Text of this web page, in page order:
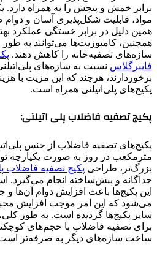
برابر خمش و پیچش را به همراه دارد.
مواد، قابلیت شکل‌پذیری آسان و
همین دلیل در برابر خستگی عملکرد
همچنین، کامپوزیت‌ها می‌توانند به
سازه‌های تصفیه‌خانه را کاهش دهند.
فایبرگلاس نسبت به سازه‌های
برخوردارند، هرچند که این مزیت با
پکیج‌های پلی‌اتیلنی همراه است.
پکیج تصفیه فاضلاب پلی اتیلنی:
مترمکعب در روز به صورت یکپارچه
بزرگ‌تر، طراحی پکیج تصفیه فاضلاب
جداگانه و پیش‌ساخته انجام می‌گیرد.
این پکیج‌ها باعث افزایش دوام آن‌ها و
می‌شود که این امر موجب افزایش
سایر پکیج‌ها گردیده است. به طور کلی،
برای تصفیه فاضلاب با حجم‌های
ساخت سازه‌های دیگر به صرفه‌تر